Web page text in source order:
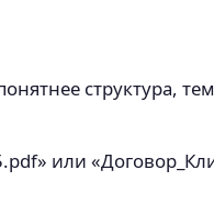
структура,
или